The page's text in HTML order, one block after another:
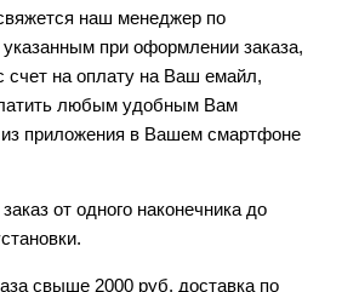
наш менеджер по
при оформлении заказа,
счет на оплату на Ваш емайл,
любым удобным Вам
приложения в Вашем смартфоне
от одного наконечника до
свыше 2000 руб. доставка по